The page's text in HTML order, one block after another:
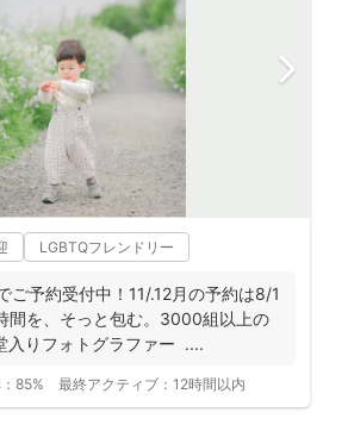
LGBTQフレンドリー
ご予約受付中！11/.12月の予約は8/1
間を、そっと包む。3000組以上の
入りフォトグラファー ....
85% 最終アクティブ： 12時間以内